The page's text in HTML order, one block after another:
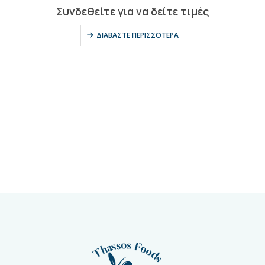
Συνδεθείτε για να δείτε τιμές
ΔΙΑΒΆΣΤΕ ΠΕΡΙΣΣΌΤΕΡΑ